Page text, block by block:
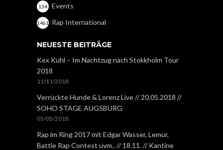
Events
134
Rap International
1461
NEUESTE BEITRÄGE
Kex Kuhl – Im Nachtzug nach Stokkholm Tour
2018
11/11/2018
Verrückte Hunde & Lorenz Live // 20.05.2018 //
SOHO STAGE AUGSBURG
05/05/2018
Rap im Ring 2017 mit Edgar Wasser, Lemur,
Battle Rap Contest uvm.. // 18.11. // Kantine